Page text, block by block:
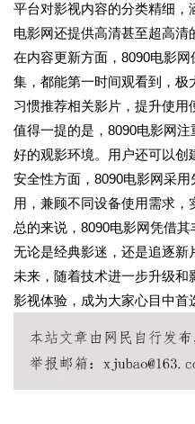
平台对影视内容的分类精细，
电影网还提供高清甚至超高
在内容更新方面，8090电影
集，都能第一时间观看到，
习惯推荐相关影片，提升使用
值得一提的是，8090电影网
好的观影环境。用户还可以
安全性方面，8090电影网采
用，兼顾不同设备使用需求，
总的来说，8090电影网凭借
无论是经典影迷，还是追逐新
未来，随着技术进一步升级和
影视体验，成为大家心目中首